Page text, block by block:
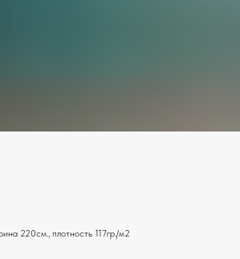
220см., плотность 117гр./м2